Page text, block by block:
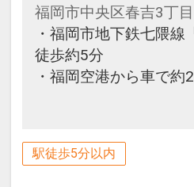
福岡市中央区春吉3丁
・福岡市地下鉄七隈線
徒歩約5分
・福岡空港から車で約
駅徒歩5分以内